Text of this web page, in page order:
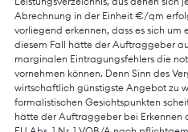
Abrechnung in der Einheit €/qm
vorliegend erkennen, dass es sich um
diesem Fall hätte der Auftraggeber
marginalen Eintragungsfehlers die
vornehmen können. Denn Sinn des
wirtschaftlich günstigste Angebot zu
formalistischen Gesichtspunkten
hätte der Auftraggeber bei Erkennen